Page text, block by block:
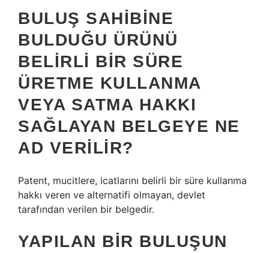
BULUŞ SAHIBINE
BULDUĞU ÜRÜNÜ
BELIRLI BIR SÜRE
ÜRETME KULLANMA
VEYA SATMA HAKKI
SAĞLAYAN BELGEYE NE
AD VERILIR?
Patent, mucitlere, icatlarını belirli bir süre kullanma
hakkı veren ve alternatifi olmayan, devlet
tarafından verilen bir belgedir.
YAPILAN BIR BULUŞUN